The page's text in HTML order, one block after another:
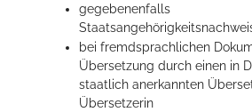
gegebenenfalls
bei fremdsprachlichen
Übersetzung durch einen in
staatlich anerkannten
Übersetzerin